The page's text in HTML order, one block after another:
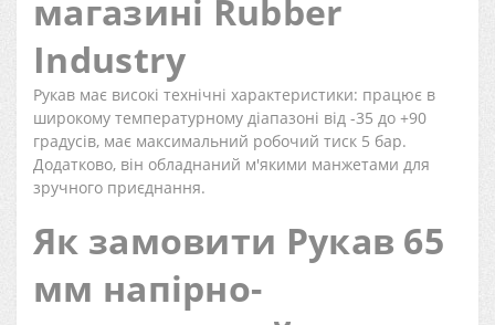
магазині Rubber
Industry
Рукав має високі технічні характеристики: працює в
широкому температурному діапазоні від -35 до +90
градусів, має максимальний робочий тиск 5 бар.
Додатково, він обладнаний м'якими манжетами для
зручного приєднання.
Як замовити Рукав 65
мм напірно-